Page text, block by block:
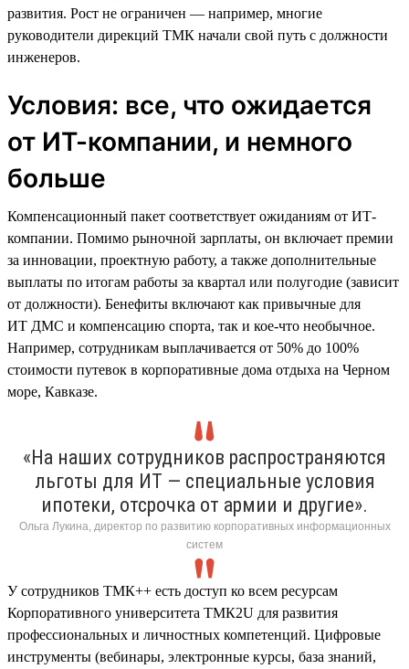
развития. Рост не ограничен — например, многие
руководители дирекций ТМК начали свой путь с должности
инженеров.
Условия: все, что ожидается
от ИТ-компании, и немного
больше
Компенсационный пакет соответствует ожиданиям от ИТ-
компании. Помимо рыночной зарплаты, он включает премии
за инновации, проектную работу, а также дополнительные
выплаты по итогам работы за квартал или полугодие (зависит
от должности). Бенефиты включают как привычные для
ИТ ДМС и компенсацию спорта, так и кое-что необычное.
Например, сотрудникам выплачивается от 50% до 100%
стоимости путевок в корпоративные дома отдыха на Черном
море, Кавказе.
«На наших сотрудников распространяются
льготы для ИТ — специальные условия
ипотеки, отсрочка от армии и другие».
Ольга Лукина, директор по развитию корпоративных информационных
систем
У сотрудников ТМК++ есть доступ ко всем ресурсам
Корпоративного университета ТМК2U для развития
профессиональных и личностных компетенций. Цифровые
инструменты (вебинары, электронные курсы, база знаний,